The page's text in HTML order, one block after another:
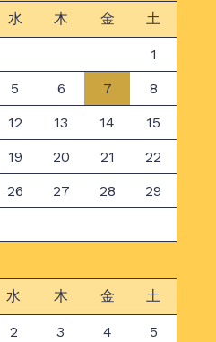
水 木 金 土
1
5 6 7
8
12 13 14
15
19 20 21
22
26 27 28
29
水 木 金 土
2 3 4
5